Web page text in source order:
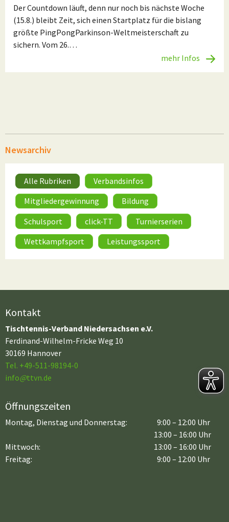
Der Countdown läuft, denn nur noch bis nächste Woche
(15.8.) bleibt Zeit, sich einen Startplatz für die bislang
größte PingPongParkinson-Weltmeisterschaft zu
sichern. Vom 26.…
mehr Infos
Newsarchiv
Alle Rubriken
Verbandsinfos
Mitgliedergewinnung
Bildung
Schulsport
click-TT
Turnierserien
Wettkampfsport
Leistungssport
Kontakt
Tischtennis-Verband Niedersachsen e.V.
Ferdinand-Wilhelm-Fricke Weg 10
30169 Hannover
Tel. +49-511-98194-0
info@ttvn.de
Öffnungszeiten
Montag, Dienstag und Donnerstag:
9:00 – 12:00 Uhr
13:00 – 16:00 Uhr
Mittwoch:
Freitag:
13:00 – 16:00 Uhr
9:00 – 12:00 Uhr